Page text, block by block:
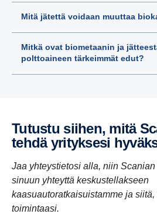
Mitä jätettä voidaan muuttaa
Mitkä ovat biometaanin ja
polttoaineen tärkeimmät edut?
Tutustu siihen, mitä Scania Gas voi
tehdä yrityk­sesi
Jaa yhteystietosi alla, niin
sinuun yhteyttä keskustellakseen
kaasuautoratkaisuistamme ja
toimintaasi.